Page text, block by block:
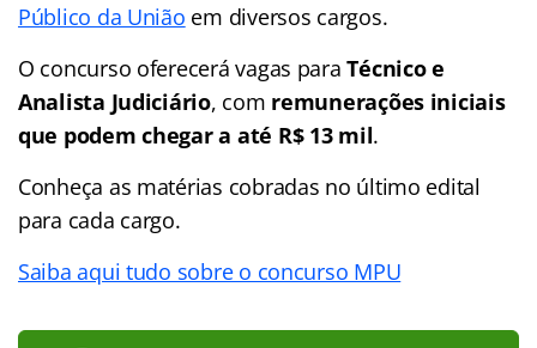
Público da União em diversos cargos.
O concurso oferecerá vagas paraTécnico e
Analista Judiciário, com remunerações iniciais
que podem chegar a até R$ 13 mil.
Conheça as matérias cobradas no último edital
para cada cargo.
Saiba aqui tudo sobre o concurso MPU